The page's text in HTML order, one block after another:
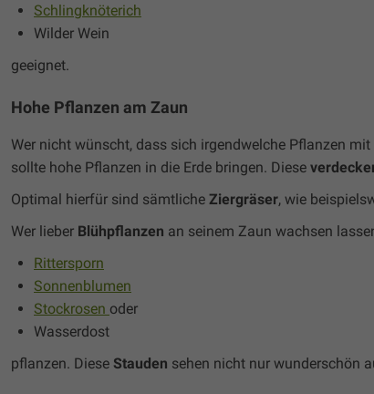
Schlingknöterich
Wilder Wein
geeignet.
Hohe Pflanzen am Zaun
Wer nicht wünscht, dass sich irgendwelche Pflanzen
sollte hohe Pflanzen in die Erde bringen. Diese
Optimal hierfür sind sämtliche Ziergräser, wie
Wer lieber Blühpflanzen an seinem Zaun wachsen
Rittersporn
Sonnenblumen
Stockrosen oder
Wasserdost
pflanzen. Diese Stauden sehen nicht nur wunderschön